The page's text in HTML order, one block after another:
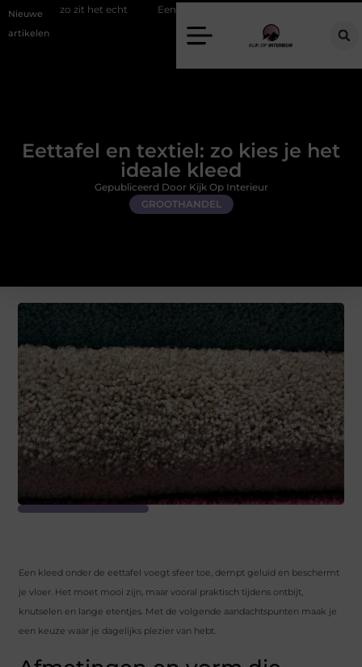
Nieuwe
artikelen
het echt Een energiezuinige hanglamp kopen in Gelderland
Eettafel en textiel: zo kies je het
ideale kleed
GROOTHANDEL
Gepubliceerd Door Kijk Op Interieur
Een kleed onder de eettafel voegt sfeer toe, dempt geluid en beschermt
je vloer. Het moet mooi zijn, maar vooral praktisch tijdens ontbijt,
knutselen en lange etentjes. Met de volgende aandachtspunten maak je
een keuze waar je dagelijks plezier van hebt.